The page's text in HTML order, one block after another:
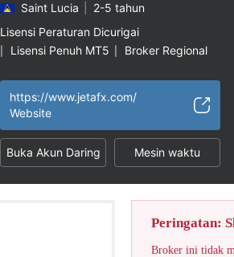
Saint Lucia
2-5 tahun
Lisensi Peraturan Dicurigai
Lisensi Penuh MT5 Broker Regional
https://www.jetafx.com/
Website
Buka Akun Daring Mesin waktu
Peringatan:
Broker ini tidak